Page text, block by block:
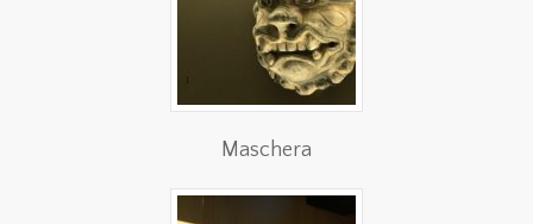
Maschera